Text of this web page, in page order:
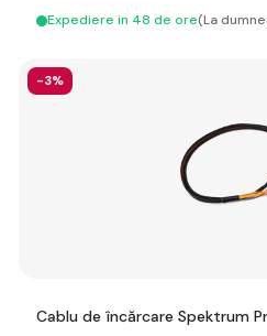
Expediere in 48 de ore(La
-3%
Cablu de încărcare Spektrum